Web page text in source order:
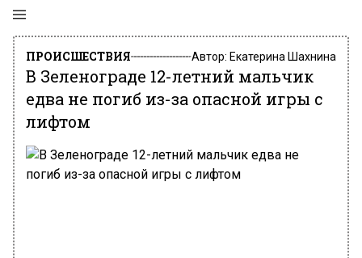
ПРОИСШЕСТВИЯ Автор: Екатерина Шахнина
В Зеленограде 12-летний мальчик
едва не погиб из-за опасной игры с
лифтом